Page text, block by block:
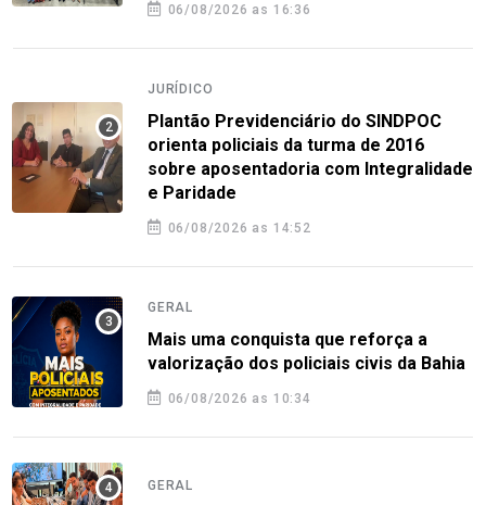
06/08/2026 as 16:36
JURÍDICO
Plantão Previdenciário do SINDPOC
orienta policiais da turma de 2016
sobre aposentadoria com Integralidade
e Paridade
06/08/2026 as 14:52
GERAL
Mais uma conquista que reforça a
valorização dos policiais civis da Bahia
06/08/2026 as 10:34
GERAL